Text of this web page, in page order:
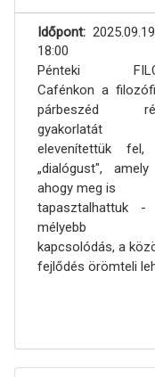
Időpont
18:00
Pénteki
Cafénkon a
párbeszéd
gyakorlatát
elevenítettük
„dialógust",
ahogy meg is
tapasztalhattuk
mélyebb
kapcsolódás, a
fejlődés örömteli